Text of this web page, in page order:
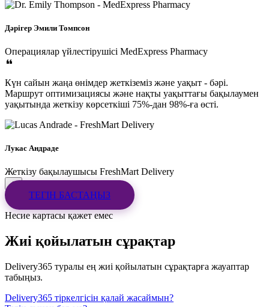
Дәрігер Эмили Томпсон
Операциялар үйлестірушісі MedExpress Pharmacy
Күн сайын жаңа өнімдер жеткіземіз және уақыт - бәрі.
Маршрут оптимизациясы және нақты уақыттағы бақылаумен
уақытында жеткізу көрсеткіші 75%-дан 98%-ға өсті.
Лукас Андраде
Жеткізу бақылаушысы FreshMart Delivery
ТЕГІН БАСТАҢЫЗ
Несие картасы қажет емес
Жиі қойылатын сұрақтар
Delivery365 туралы ең жиі қойылатын сұрақтарға жауаптар
табыңыз.
Delivery365 тіркелгісін қалай жасаймын?